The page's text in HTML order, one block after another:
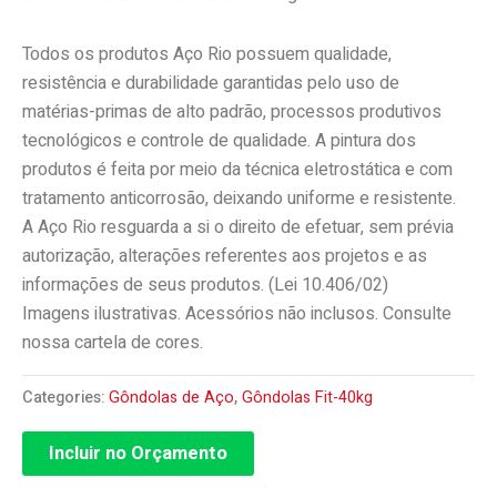
Todos os produtos Aço Rio possuem qualidade,
resistência e durabilidade garantidas pelo uso de
matérias-primas de alto padrão, processos produtivos
tecnológicos e controle de qualidade. A pintura dos
produtos é feita por meio da técnica eletrostática e com
tratamento anticorrosão, deixando uniforme e resistente.
A Aço Rio resguarda a si o direito de efetuar, sem prévia
autorização, alterações referentes aos projetos e as
informações de seus produtos. (Lei 10.406/02)
Imagens ilustrativas. Acessórios não inclusos. Consulte
nossa cartela de cores.
Categories:Gôndolas de Aço,Gôndolas Fit-40kg
Incluir no Orçamento